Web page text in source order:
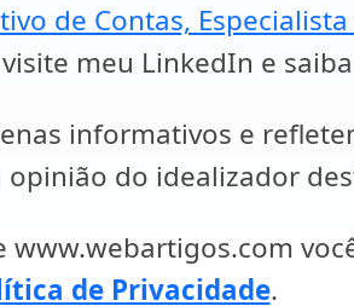
de Contas,
meu LinkedIn e
informativos e
do idealizador
de Privacidade.